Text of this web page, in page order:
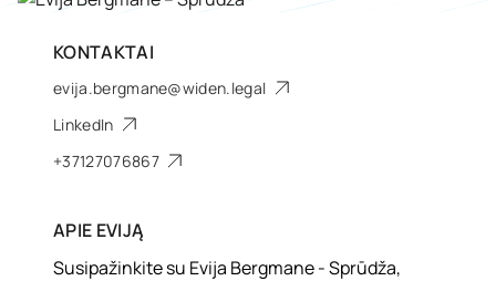
KONTAKTAI
evija.bergmane@widen.legal
LinkedIn
+37127076867
APIE EVIJĄ
Susipažinkite su Evija Bergmane - Sprūdža,